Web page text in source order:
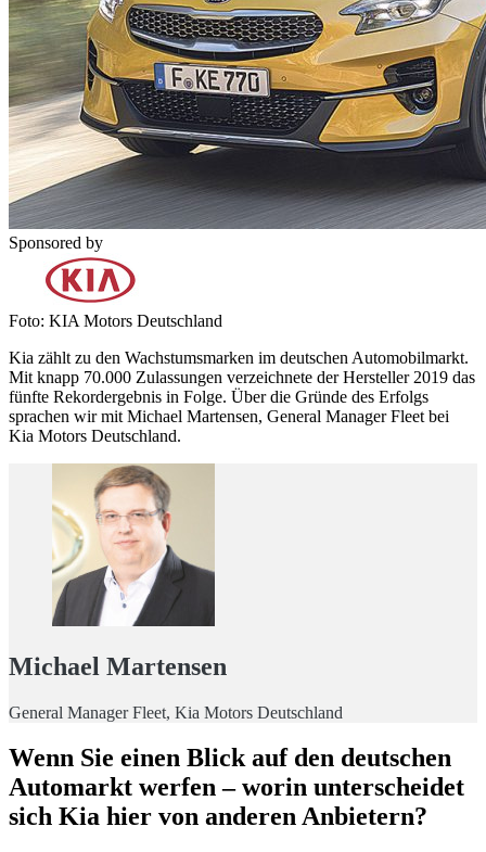
Sponsored by
Foto: KIA Motors Deutschland
Kia zählt zu den Wachstumsmarken im deutschen Automobilmarkt.
Mit knapp 70.000 Zulassungen verzeichnete der Hersteller 2019 das
fünfte Rekordergebnis in Folge. Über die Gründe des Erfolgs
sprachen wir mit Michael Martensen, General Manager Fleet bei
Kia Motors Deutschland.
Michael Martensen
General Manager Fleet, Kia Motors Deutschland
Wenn Sie einen Blick auf den deutschen
Automarkt werfen – worin unterscheidet
sich Kia hier von anderen Anbietern?